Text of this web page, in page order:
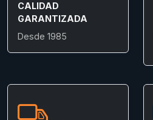
CALIDAD
GARANTIZADA
Desde 1985